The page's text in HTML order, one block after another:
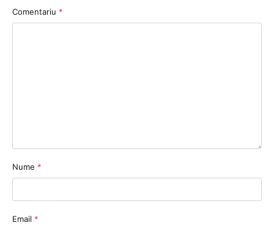
Comentariu *
Nume *
Email *